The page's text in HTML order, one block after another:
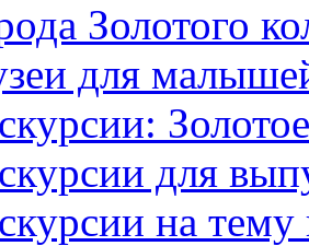
Золотого
для
для
на тему